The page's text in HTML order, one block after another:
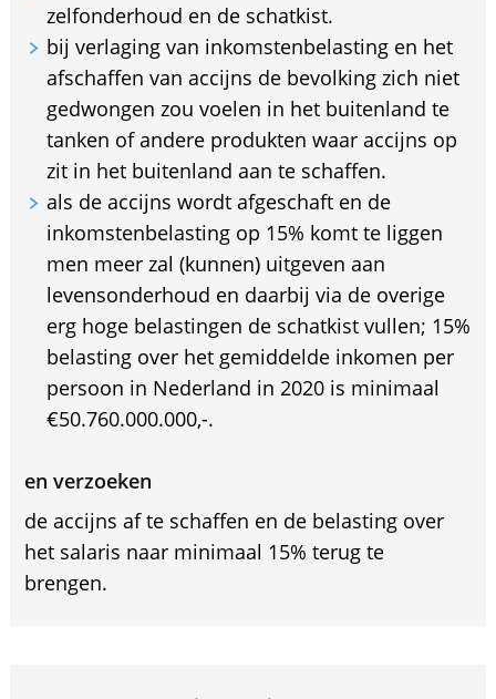
zelfonderhoud en de schatkist.
bij verlaging van inkomstenbelasting en het
afschaffen van accijns de bevolking zich niet
gedwongen zou voelen in het buitenland te
tanken of andere produkten waar accijns op
zit in het buitenland aan te schaffen.
als de accijns wordt afgeschaft en de
inkomstenbelasting op 15% komt te liggen
men meer zal (kunnen) uitgeven aan
levensonderhoud en daarbij via de overige
erg hoge belastingen de schatkist vullen; 15%
belasting over het gemiddelde inkomen per
persoon in Nederland in 2020 is minimaal
€50.760.000.000,-.
en verzoeken
de accijns af te schaffen en de belasting over
het salaris naar minimaal 15% terug te
brengen.